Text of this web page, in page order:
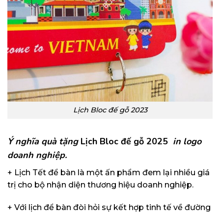
Lịch Bloc đế gỗ 2023
Ý nghĩa quà tặng Lịch Bloc đế gỗ 2025 in logo
doanh nghiệp.
+ Lịch Tết để bàn là một ấn phẩm đem lại nhiều giá
trị cho bộ nhận diện thương hiệu doanh nghiệp.
+ Với lịch để bàn đòi hỏi sự kết hợp tinh tế về đường